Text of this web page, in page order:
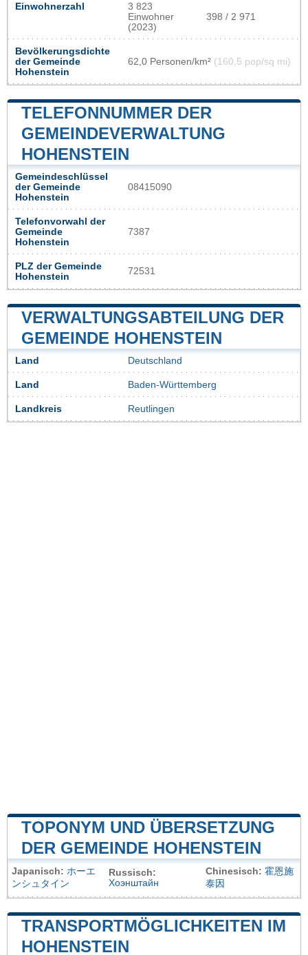
Einwohnerzahl
3 823
Einwohner
(2023)
398 / 2 971
Bevölkerungsdichte
der Gemeinde
Hohenstein
62,0 Personen/km² (160,5 pop/sq mi)
TELEFONNUMMER DER
GEMEINDEVERWALTUNG
HOHENSTEIN
Gemeindeschlüssel
der Gemeinde
Hohenstein
08415090
Telefonvorwahl der
Gemeinde
Hohenstein
7387
PLZ der Gemeinde
Hohenstein
72531
VERWALTUNGSABTEILUNG DER
GEMEINDE HOHENSTEIN
Land Deutschland
Land Baden-Württemberg
Landkreis Reutlingen
TOPONYM UND ÜBERSETZUNG
DER GEMEINDE HOHENSTEIN
Japanisch: ホーエ
ンシュタイン
Russisch:
Хоэнштайн
Chinesisch: 霍恩施
泰因
TRANSPORTMÖGLICHKEITEN IM
HOHENSTEIN